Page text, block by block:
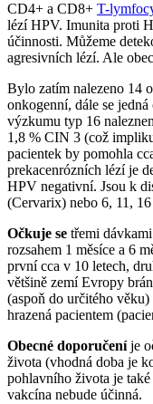
CD4+ a CD8+ T-
lézí HPV. Imunita proti
účinnosti. Můžeme
agresivních lézí. Ale
Bylo zatím nalezeno 14
onkogenní, dále se
výzkumu typ 16
1,8 % CIN 3 (což
pacientek by pomohla
prekacenrózních lézí je
HPV negativní. Jsou k
(Cervarix) nebo 6, 11,
Očkuje se třemi
rozsahem 1 měsíce a 6
první cca v 10 letech,
většině zemí Evropy
(aspoň do určitého
hrazená pacientem
Obecné doporučeníje
života (vhodná doba je
pohlavního života je
vakcína nebude účinná.